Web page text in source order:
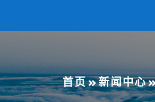
首页 新闻中心